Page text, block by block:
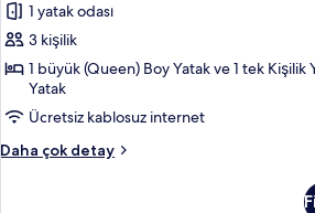
Oda,
Sigara
İçilmez
için
tüm
fotoğrafları
1 yatak odası
3 kişilik
1 büyük (Queen) Boy Yatak ve 1 tek Kişilik
Yatak
Ücretsiz kablosuz internet
Daha çok detay
Family